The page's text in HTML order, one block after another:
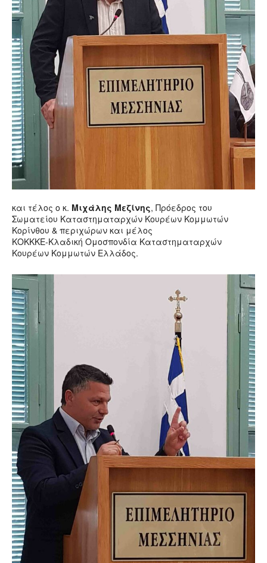
και τέλος ο κ. Μιχάλης Μεζίνης, Πρόεδρος του
Σωματείου Καταστηματαρχών Κουρέων Κομμωτών
Κορίνθου & περιχώρων και μέλος
ΚΟΚΚΚΕ-Κλαδική Ομοσπονδία Καταστηματαρχών
Κουρέων Κομμωτών Ελλάδος.